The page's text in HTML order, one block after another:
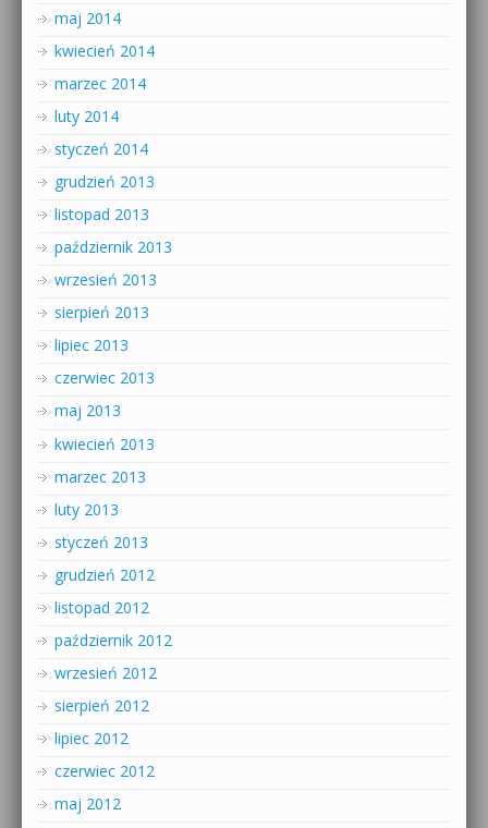
maj 2014
kwiecień 2014
marzec 2014
luty 2014
styczeń 2014
grudzień 2013
listopad 2013
październik 2013
wrzesień 2013
sierpień 2013
lipiec 2013
czerwiec 2013
maj 2013
kwiecień 2013
marzec 2013
luty 2013
styczeń 2013
grudzień 2012
listopad 2012
październik 2012
wrzesień 2012
sierpień 2012
lipiec 2012
czerwiec 2012
maj 2012